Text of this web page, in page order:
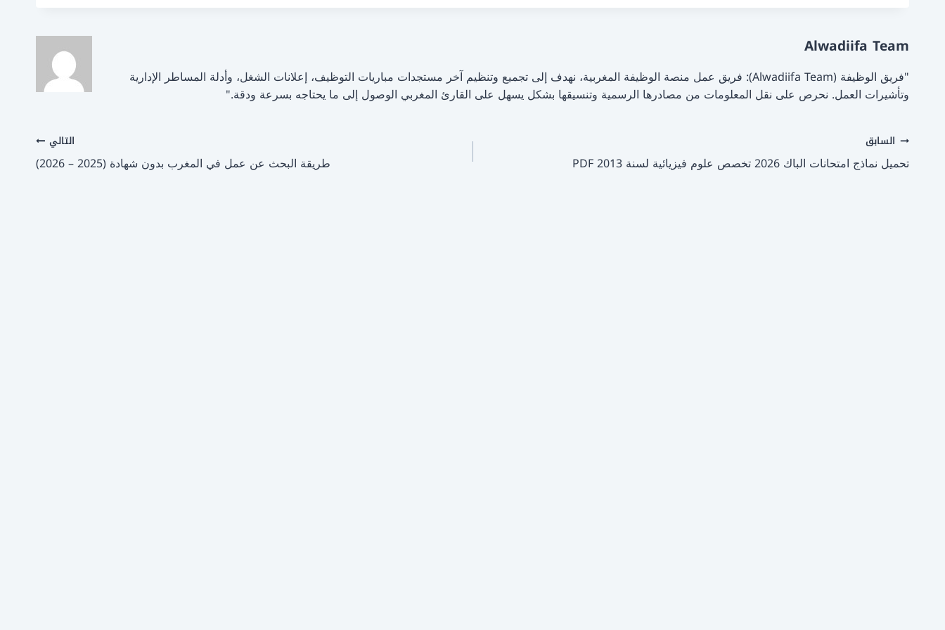
o
o
k
o
n
Alwadiifa Team
"فريق الوظيفة (Alwadiifa Team): فريق عمل منصة الوظيفة المغربية، نهدف إلى تجميع وتنظيم آخر مستجدات مباريات التوظيف، إعلانات الشغل، وأدلة المساطر الإدارية
وتأشيرات العمل. نحرص على نقل المعلومات من مصادرها الرسمية وتنسيقها بشكل يسهل على القارئ المغربي الوصول إلى ما يحتاجه بسرعة ودقة."
تصفّح
المقالات
السابق
تحميل نماذج امتحانات الباك 2026 تخصص علوم فيزيائية لسنة 2013 PDF
التالي
طريقة البحث عن عمل في المغرب بدون شهادة (2025 – 2026)